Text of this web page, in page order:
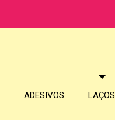
ADESIVOS LAÇOS